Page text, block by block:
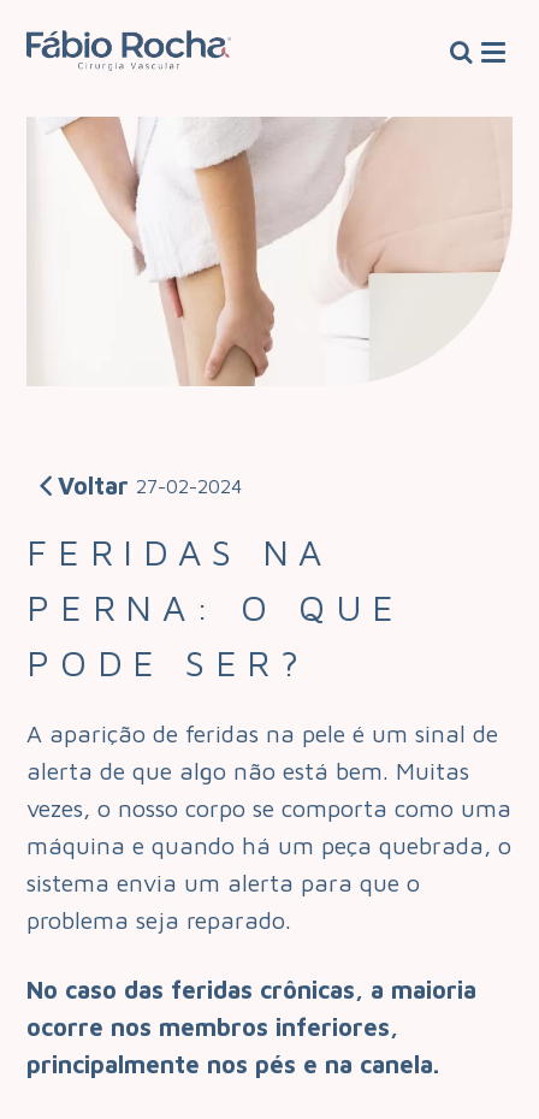
Voltar 27-02-2024
FERIDAS NA
PERNA: O QUE
PODE SER?
A aparição de feridas na pele é um sinal de
alerta de que algo não está bem. Muitas
vezes, o nosso corpo se comporta como uma
máquina e quando há um peça quebrada, o
sistema envia um alerta para que o
problema seja reparado.
No caso das feridas crônicas, a maioria
ocorre nos membros inferiores,
principalmente nos pés e na canela.